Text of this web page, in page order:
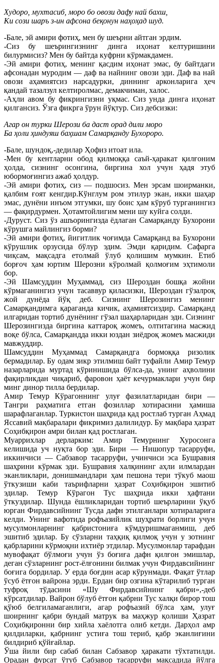
Худоро, мухтасиб, моро бо овози дафу най бахш,
Ки сози шаръ з-ин афсона беқонун наҳоҳад шуд.
-Бале, эй амири фотиҳ, мен бу шеърни айтган эрдим.
-Сиз бу шеърингизнинг динга иҳонат келтуришини
билурмисиз? Мен бу байтда куфрни кўрмакдамен.
-Эй амири фотиҳ, менинг қасдим иҳонат эмас, бу байтдаги
афсонадан муродим — даф ва найнинг овози эди. Даф ва най
овози аҳамиятсиз нарсадурки, диннинг арконларига ҳеч
қандай тазалзул келтиролмас, демакчиман, халос.
-Аҳли авом бу фикрингизни уқмас. Сиз унда динга иҳонат
қилгансиз. Ўзга фикрга ўрун йўқтур. Сиз дебсизки:
Агар он турки Шерози ба даст орад дили моро
Ба ҳоли ҳиндуяш баҳшам Самарқанду Бухороро.
-Бале, шундоқ,-дедилар Ҳофиз итоат ила.
-Мен бу кентларни обод қилмоққа саъй-ҳаракат қилғоним
ҳолда, сизнинг осонгина, биргина хол учун ҳадя этуб
юбормоғингиз ажаб ҳолдур.
-Эй амири фотиҳ, сиз — подшосиз. Мен эрсам шоирманки,
қалбим ғоят кенгдир.Кўнглум ром этилур экан, икки шаҳар
эмас, дунёни инъом этгумки, шу боис ҳам кўруб турганингиз
— фақирдурмен. Ҳотамтойлигим мени шу куйга солди.
-Дуруст. Сиз ўз ашъорингизда ёдлаган Самарқанду Бухорони
кўрушга майлингиз борми?
-Эй амири фотиҳ, йигитлик чоғимда Самарқанд ва Бухорони
кўрушлик орзусида бўлур эдим. Эмди қаридим. Сафарга
чиқсам, мақсадга етолмай ўлуб қолишим мумкин. Етиб
борғоч ҳам юртим Шерозни кўролмай қолмоғим эҳтимоли
бор.
-Эй Шамсуддин Муҳаммад, сиз Шероздан бошқа жойни
кўрмаганингиз учун тасаввур қиласизки, Шероздан гўзалроқ
жой дунёда йўқ деб. Сизнинг Шерозингиз менинг
Самарқандимга қараганда кичик, аҳамиятсиздир. Самарқанд
илгаридан тортиб дунёнинг гўзал шаҳарларидан эди. Сизнинг
Шерозингизда биргина каттароқ жомеъ, олтитагина масжид
воқе бўлса, Самарқандда икки юздан зиёдроқ жомеъ масжиди
мавжуддир.
Шамсуддин Муҳаммад Самарқандга бормоққа ризолик
бермадилар. Бу одам зикр этилмиш байт туфайли Амир Темур
назарларида муртад кўринишида бўлса-да, унинг аҳволини
фақирликдан чиқариб, фаровон ҳаёт кечурмаклари учун бир
минг динор тилла бердилар.
Амир Темур Кўрагоннинг улуғ фазилатларидан бири —
Тангри раҳматига етган фозиллар хотирасини ҳамиша
шарафлаганлар. Туркистон шаҳрида қад ростлаб турган Аҳмад
Яссавий мақбаралари фикримиз далилидур. Бу мақбара ҳазрат
Соҳибқирон амри билан қад ростлаган.
Муаррихлар дерларким: Амир Темурнинг Хуросонга
келишида уч нуқта бор эди. Бири — Нишопур тасарруфи,
иккинчиси — Сабзавор тасарруфи, учинчиси эса Бушравия
шаҳрини кўрмак эди. Бушравия халқининг аҳли илмлардан
эканликлари, донишмандлари ҳам пешона тери тўкуб маош
ўткузиши каби таърифларни ҳазрат Соҳибқирон эшитиб
эдилар. Темур Кўрагон Тус шаҳрида икки ҳафтани
ўткуздилар. Шунда ёшликларидан тортиб шеърларини ўқуб
юрган Фирдавсийнинг Тусда дафн этилганлари хотиралариға
келди. Унинг вафотида рофъазийлик шуҳрати борлиги учун
мусулмонларнинг қабристониға кўмдуришмаганмиш, деб
эшитиб эдилар. Бу сўзларни таҳқиқ қилмоқ учун у зотнинг
қабрларини кўрмоқни ихтиёр этдилар. Мусулмонлар тарафдан
мувофақат бўлмоғи учун ўз боғиға дафн қилғон эмишлар,
деган сўзларнинг рост-ёлғонини билмак учун Фирдавсийнинг
боғига бордилар. У ерда боғдин асар кўрунмади. Фақат ўтлар
ўсуб ётғон вайрона эрди. Ердан бир озгина кўтарилиб турган
туфроқ тўдасини «Шу Фирдавсийнинг қабри»,-деб
кўрсатдилар. Вайрон бўлуб ётғон қабрни Тус халқи бирор тош
қўюб белгиламаганлиги, агар рофъазий бўлса ҳам, улуғ
шоирнинг қабри бундай матрук ва маҳжур қолиши Ҳазрат
Соҳибқиронни бир хийла хаёлотга олиб кетди. Дарҳол амр
қилдиларки, қабрнинг устиға тош териб, қабр эканлиғини
билдириб қўйғайлар.
Ўша йили бир сабаб билан Сабзавор ҳаракати тўхтатилди.
Орадан фурсат ўтуб Сабзавор тасарруфи мақсадида йўлга